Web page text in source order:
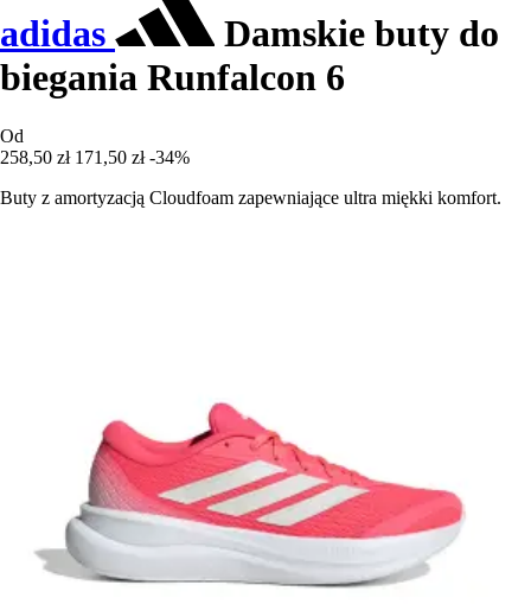
adidas
Damskie buty do
biegania Runfalcon 6
Od
258,50 zł 171,50 zł -34%
Buty z amortyzacją Cloudfoam zapewniające ultra miękki komfort.